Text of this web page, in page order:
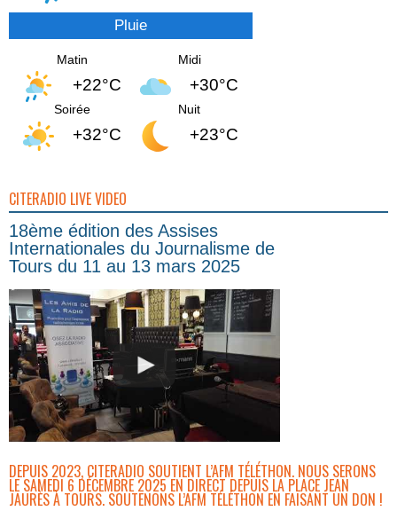
Pluie
Matin
+22°C
Midi
+30°C
Soirée
+32°C
Nuit
+23°C
CITERADIO LIVE VIDEO
18ème édition des Assises
Internationales du Journalisme de
Tours du 11 au 13 mars 2025
DEPUIS 2023, CITERADIO SOUTIENT L’AFM TÉLÉTHON. NOUS SERONS
LE SAMEDI 6 DÉCEMBRE 2025 EN DIRECT DEPUIS LA PLACE JEAN
JAURÈS À TOURS. SOUTENONS L’AFM TÉLÉTHON EN FAISANT UN DON !